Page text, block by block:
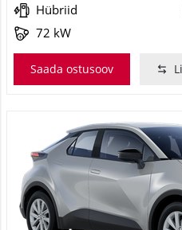
Hübriid
72 kW
Saada ostusoov